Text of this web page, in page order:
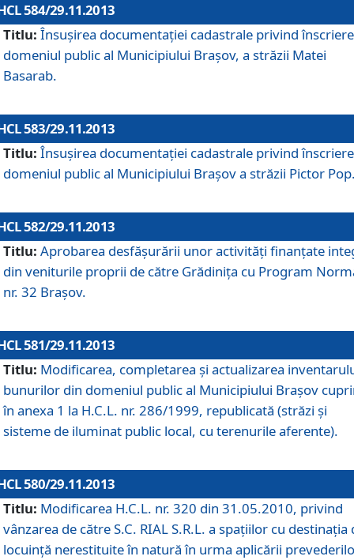
584/29.11.2013
Titlu: Însuşirea documentaţiei cadastrale privind
domeniul public al Municipiului Braşov, a străzii Matei
Basarab.
583/29.11.2013
Titlu: Însuşirea documentaţiei cadastrale privind
domeniul public al Municipiului Braşov a străzii Pictor
582/29.11.2013
Titlu: Aprobarea desfăşurării unor activităţi finanţate
din veniturile proprii de către Grădiniţa cu Program
nr. 32 Braşov.
581/29.11.2013
Titlu: Modificarea, completarea şi actualizarea
bunurilor din domeniul public al Municipiului Braşov
în anexa 1 la H.C.L. nr. 286/1999, republicată (străzi şi
sisteme de iluminat public local, cu terenurile aferente).
580/29.11.2013
Titlu: Modificarea H.C.L. nr. 320 din 31.05.2010, privind
vânzarea de către S.C. RIAL S.R.L. a spaţiilor cu destinaţia
locuinţă nerestituite în natură în urma aplicării